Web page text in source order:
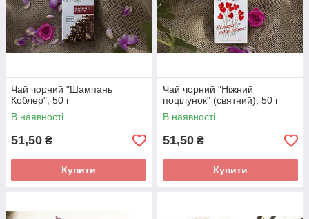
Чай чорний "Шампань
Коблер", 50 г
В наявності
51,50 ₴
Купити
Чай чорний "Ніжний
поцілунок" (святний), 50 г
В наявності
51,50 ₴
Купити